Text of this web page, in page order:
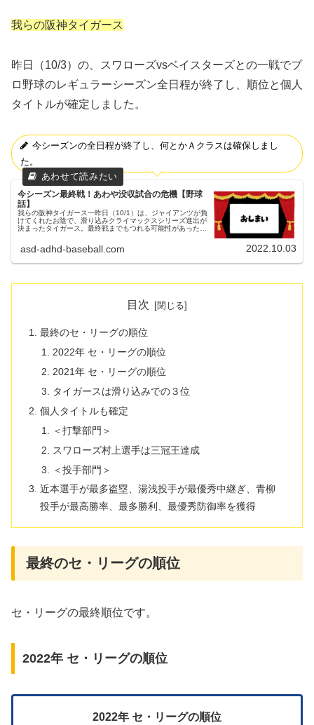
我らの阪神タイガース
昨日（10/3）の、スワローズvsベイスターズとの一戦でプ
ロ野球のレギュラーシーズン全日程が終了し、順位と個人
タイトルが確定しました。
今シーズンの全日程が終了し、何とかＡクラスは確保しまし
た。
今シーズン最終戦！あわや没収試合の危機【野球
話】
我らの阪神タイガース一昨日（10/1）は、ジャイアンツが負
けてくれたお陰で、滑り込みクライマックスシリーズ進出が
決まったタイガース。最終戦までもつれる可能性があったの
asd-adhd-baseball.com 2022.10.03
目次
最終のセ・リーグの順位
2022年 セ・リーグの順位
2021年 セ・リーグの順位
タイガースは滑り込みでの３位
個人タイトルも確定
＜打撃部門＞
スワローズ村上選手は三冠王達成
＜投手部門＞
近本選手が最多盗塁、湯浅投手が最優秀中継ぎ、青柳
投手が最高勝率、最多勝利、最優秀防御率を獲得
最終のセ・リーグの順位
セ・リーグの最終順位です。
2022年 セ・リーグの順位
2022年 セ・リーグの順位